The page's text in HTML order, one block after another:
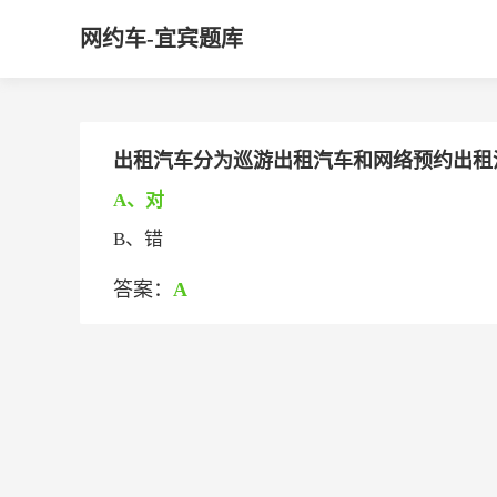
网约车-宜宾题库
出租汽车分为巡游出租汽车和网络预约出
A、对
B、错
答案： A